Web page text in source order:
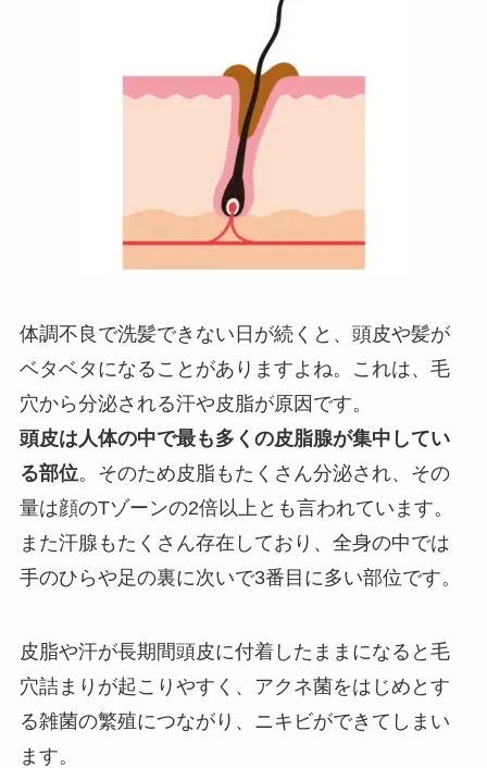
体調不良で洗髪できない日が続くと、頭皮や髪が
ベタベタになることがありますよね。これは、毛
穴から分泌される汗や皮脂が原因です。
頭皮は人体の中で最も多くの皮脂腺が集中してい
る部位。そのため皮脂もたくさん分泌され、その
量は顔のTゾーンの2倍以上とも言われています。
また汗腺もたくさん存在しており、全身の中では
手のひらや足の裏に次いで3番目に多い部位です。
皮脂や汗が長期間頭皮に付着したままになると毛
穴詰まりが起こりやすく、アクネ菌をはじめとす
る雑菌の繁殖につながり、ニキビができてしまい
ます。